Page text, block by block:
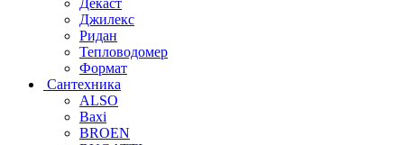
Джилекс
Ридан
Тепловодомер
Формат
Сантехника
ALSO
Baxi
BROEN